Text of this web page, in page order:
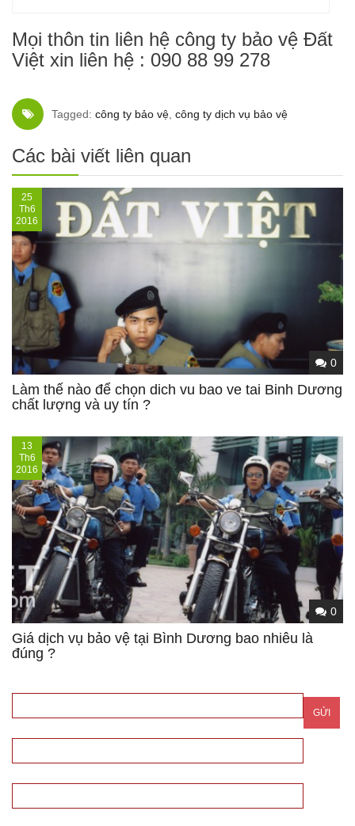
Mọi thôn tin liên hệ công ty bảo vệ Đất
Việt xin liên hệ : 090 88 99 278
Tagged: công ty bảo vệ công ty dịch vụ bảo vệ
Các bài viết liên quan
25
Th6
2016
0
Làm thế nào để chọn dich vu bao ve tai Binh Dương
chất lượng và uy tín ?
13
Th6
2016
0
Giá dịch vụ bảo vệ tại Bình Dương bao nhiêu là
đúng ?